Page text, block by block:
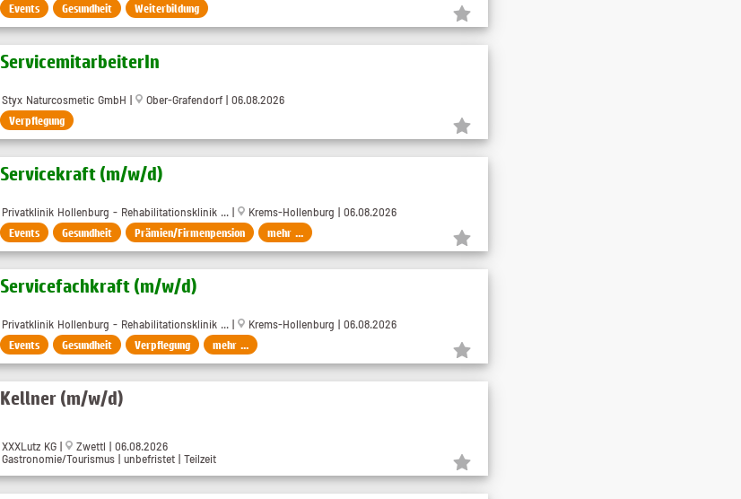
Events Gesundheit Weiterbildung
ServicemitarbeiterIn
Styx Naturcosmetic GmbH | Ober-Grafendorf | 06.08.2026
Verpflegung
Servicekraft (m/w/d)
Privatklinik Hollenburg - Rehabilitationsklinik ... | Krems-Hollenburg | 06.08.2026
Events Gesundheit Prämien/Firmenpension mehr ...
Servicefachkraft (m/w/d)
Privatklinik Hollenburg - Rehabilitationsklinik ... | Krems-Hollenburg | 06.08.2026
Events Gesundheit Verpflegung mehr ...
Kellner (m/w/d)
XXXLutz KG |
Zwettl | 06.08.2026
Gastronomie/Tourismus | unbefristet | Teilzeit